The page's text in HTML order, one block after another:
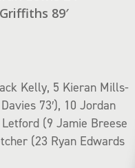
89′
Kelly, 5 Kieran Mills-
73′), 10 Jordan
(9 Jamie Breese
(23 Ryan Edwards